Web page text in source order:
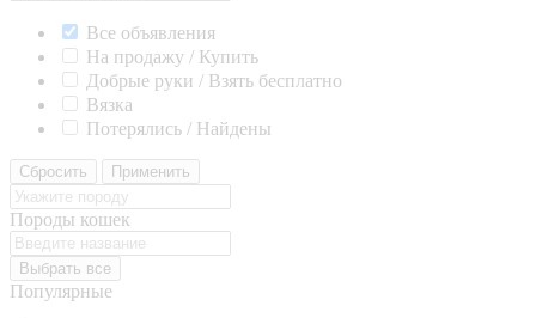
Все объявления
На продажу / Купить
Добрые руки / Взять бесплатно
Вязка
Потерялись / Найдены
Сбросить Применить
Породы кошек
Выбрать все
Популярные